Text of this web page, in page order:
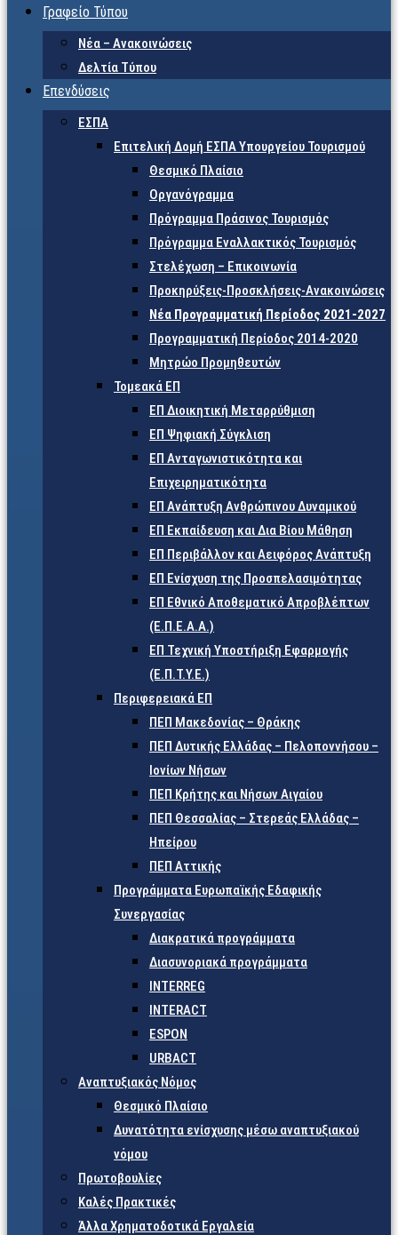
Γραφείο Τύπου
Νέα – Ανακοινώσεις
Δελτία Τύπου
Επενδύσεις
ΕΣΠΑ
Επιτελική Δομή ΕΣΠΑ Υπουργείου Τουρισμού
Θεσμικό Πλαίσιο
Οργανόγραμμα
Πρόγραμμα Πράσινος Τουρισμός
Πρόγραμμα Εναλλακτικός Τουρισμός
Στελέχωση – Επικοινωνία
Προκηρύξεις-Προσκλήσεις-Ανακοινώσεις
Νέα Προγραμματική Περίοδος 2021-2027
Προγραμματική Περίοδος 2014-2020
Μητρώο Προμηθευτών
Τομεακά ΕΠ
ΕΠ Διοικητική Μεταρρύθμιση
ΕΠ Ψηφιακή Σύγκλιση
ΕΠ Ανταγωνιστικότητα και
Επιχειρηματικότητα
ΕΠ Ανάπτυξη Ανθρώπινου Δυναμικού
ΕΠ Εκπαίδευση και Δια Βίου Μάθηση
ΕΠ Περιβάλλον και Αειφόρος Ανάπτυξη
ΕΠ Ενίσχυση της Προσπελασιμότητας
ΕΠ Εθνικό Αποθεματικό Απροβλέπτων
(Ε.Π.Ε.Α.Α.)
ΕΠ Τεχνική Υποστήριξη Εφαρμογής
(Ε.Π.Τ.Υ.Ε.)
Περιφερειακά ΕΠ
ΠΕΠ Μακεδονίας – Θράκης
ΠΕΠ Δυτικής Ελλάδας – Πελοποννήσου –
Ιονίων Νήσων
ΠΕΠ Κρήτης και Νήσων Αιγαίου
ΠΕΠ Θεσσαλίας – Στερεάς Ελλάδας –
Ηπείρου
ΠΕΠ Αττικής
Προγράμματα Ευρωπαϊκής Εδαφικής
Συνεργασίας
Διακρατικά προγράμματα
Διασυνοριακά προγράμματα
INTERREG
INTERACT
ESPON
URBACT
Αναπτυξιακός Νόμος
Θεσμικό Πλαίσιο
Δυνατότητα ενίσχυσης μέσω αναπτυξιακού
νόμου
Πρωτοβουλίες
Καλές Πρακτικές
Άλλα Χρηματοδοτικά Εργαλεία